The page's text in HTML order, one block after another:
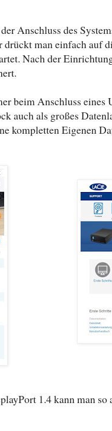
Anschluss des
man einfach auf
Nach der
beim Anschluss eines
auch als großes
kompletten Eigenen
1.4 kann man